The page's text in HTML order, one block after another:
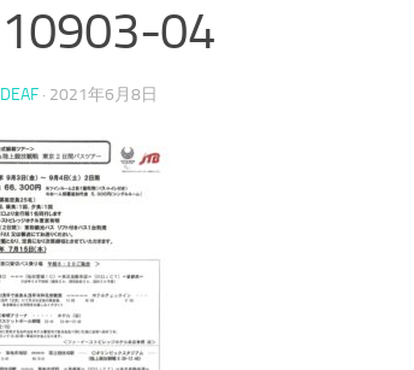
04
· 2021年6月8日